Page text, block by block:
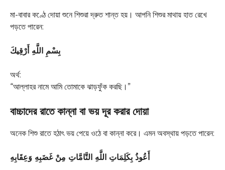
মা-বাবার কণ্ঠে দোয়া শুনে শিশুরা দ্রুত শান্ত হয়। আপনি শিশুর মাথায় হাত রেখে
পড়তে পারেন:
بِسْمِ اللَّهِ أَرْقِيكَ
অর্থ:
“আল্লাহর নামে আমি তোমাকে ঝাড়ফুঁক করছি।”
বাচ্চাদের রাতে কান্না বা ভয় দূর করার দোয়া
অনেক শিশু রাতে হঠাৎ ভয় পেয়ে ওঠে বা কান্না করে। এমন অবস্থায় পড়তে পারেন:
أَعُوذُ بِكَلِمَاتِ اللَّهِ التَّامَّاتِ مِنْ غَضَبِهِ وَعِقَابِهِ